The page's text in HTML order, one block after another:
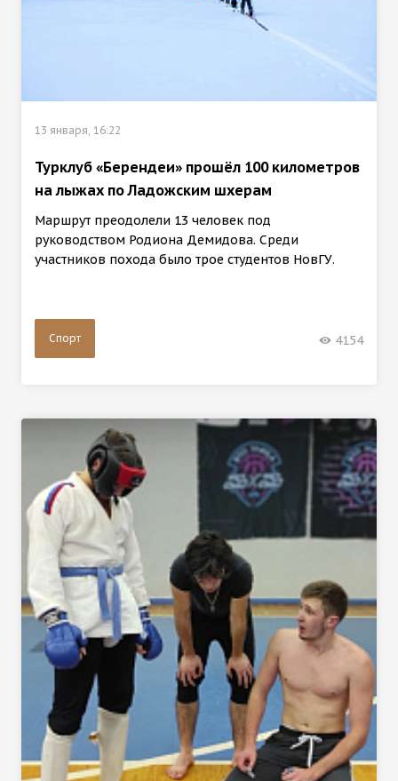
13 января, 16:22
Турклуб «Берендеи» прошёл 100 километров
на лыжах по Ладожским шхерам
Маршрут преодолели 13 человек под
руководством Родиона Демидова. Среди
участников похода было трое студентов НовГУ.
Спорт 4154